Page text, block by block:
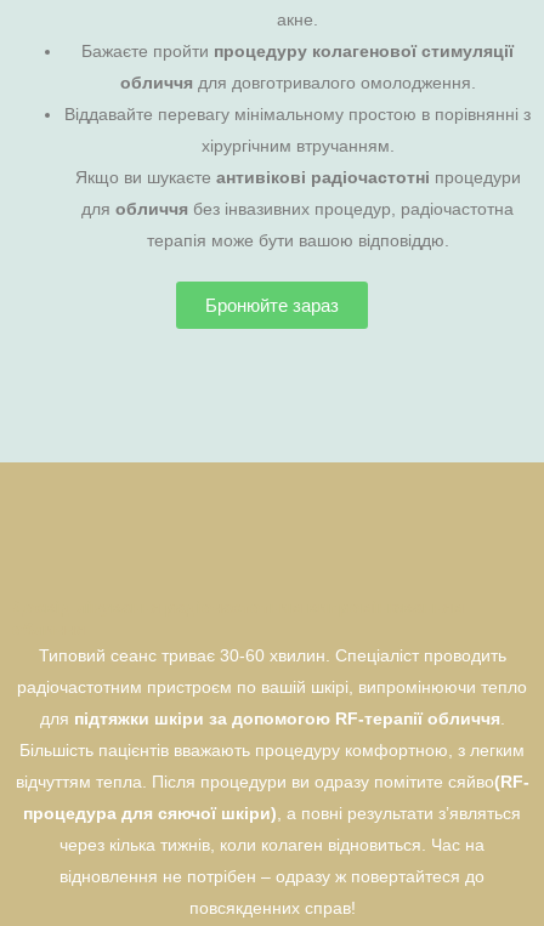
акне.
Бажаєте пройти процедуру колагенової стимуляції
обличчя для довготривалого омолодження.
Віддавайте перевагу мінімальному простою в порівнянні з
хірургічним втручанням.
Якщо ви шукаєте антивікові радіочастотні процедури
для обличчя без інвазивних процедур, радіочастотна
терапія може бути вашою відповіддю.
Бронюйте зараз
Типовий сеанс триває 30-60 хвилин. Спеціаліст проводить
радіочастотним пристроєм по вашій шкірі, випромінюючи тепло
для підтяжки шкіри за допомогою RF-терапії обличчя
Більшість пацієнтів вважають процедуру комфортною, з легким
відчуттям тепла. Після процедури ви одразу помітите сяйво(RF-
процедура для сяючої шкіри) , а повні результати з’являться
через кілька тижнів, коли колаген відновиться. Час на
відновлення не потрібен – одразу ж повертайтеся до
повсякденних справ!